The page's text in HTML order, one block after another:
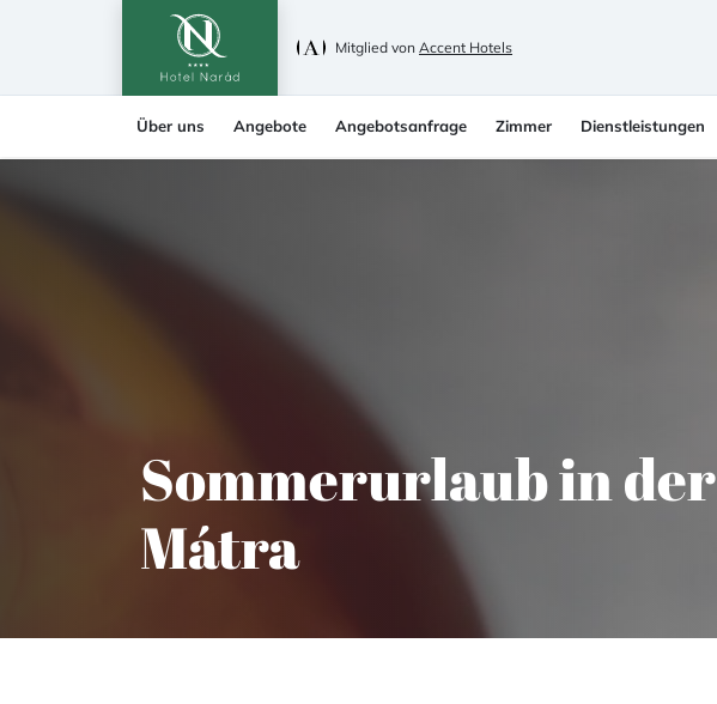
Mitglied vonAccent Hotels
Über uns Angebote Angebotsanfrage Zimmer Dienstleistungen
Sommerurlaub in der
Mátra